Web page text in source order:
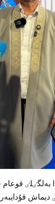
بەلگٸلٸ
ديماش